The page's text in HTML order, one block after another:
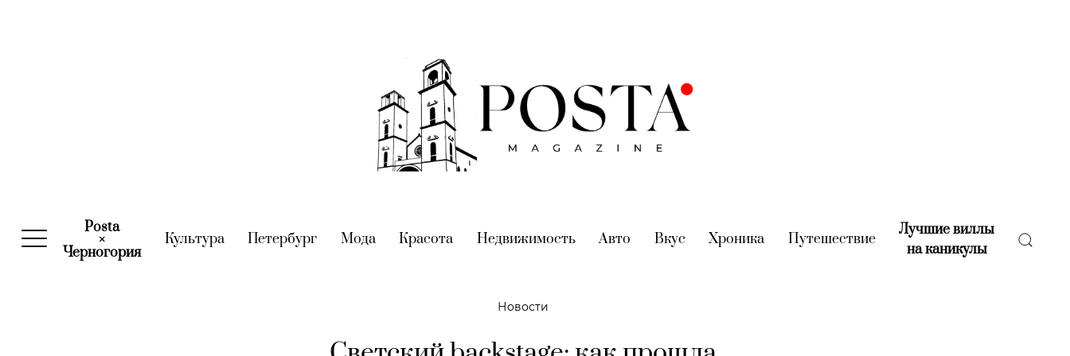
Posta
×
Черногория(current)
Культура(current)
Петербург (current)
Мода(current)
Красота (current)
Недвижимость(current)
Авто (current)
Вкус (current)
Хроника (current)
Путешествие(current)
Лучшие виллы
на каникулы(current)
Новости